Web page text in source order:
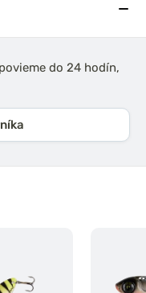
do 24 hodín,